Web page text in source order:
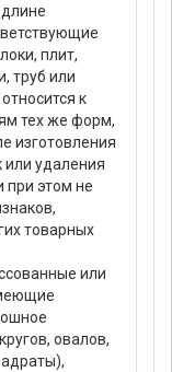
плит,
труб или
к
тех же форм,
изготовления
или удаления
при этом не
товарных
или
овалов,